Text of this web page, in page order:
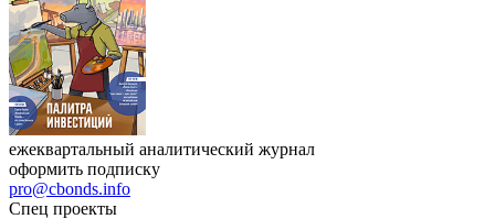
ежеквартальный аналитический журнал
оформить подписку
pro@cbonds.info
Спец проекты